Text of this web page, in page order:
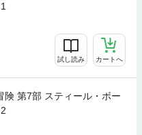
試し読み カートへ
険 第7部 スティール・ボー